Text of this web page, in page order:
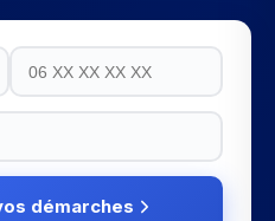
démarches